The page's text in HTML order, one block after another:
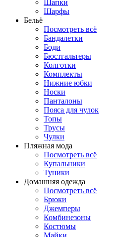
Шапки
Шарфы
Бельё
Посмотреть всё
Бандалетки
Боди
Бюстгальтеры
Колготки
Комплекты
Нижние юбки
Носки
Панталоны
Поясa для чулок
Топы
Трусы
Чулки
Пляжная мода
Посмотреть всё
Купальники
Туники
Домашняя одежда
Посмотреть всё
Брюки
Джемперы
Комбинезоны
Костюмы
Майки